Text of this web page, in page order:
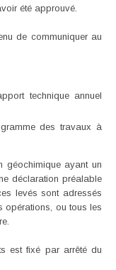
été approuvé.
de communiquer au
technique annuel
des travaux à
géochimique ayant un
déclaration préalable
levés sont adressés
opérations, ou tous les
est fixé par arrêté du